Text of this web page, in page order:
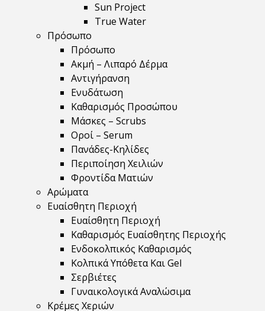
Sun Project
True Water
Πρόσωπο
Πρόσωπο
Ακμή – Λιπαρό Δέρμα
Αντιγήρανση
Ενυδάτωση
Καθαρισμός Προσώπου
Μάσκες – Scrubs
Οροί – Serum
Πανάδες-Κηλίδες
Περιποίηση Χειλιών
Φροντίδα Ματιών
Αρώματα
Ευαίσθητη Περιοχή
Ευαίσθητη Περιοχή
Καθαρισμός Ευαίσθητης Περιοχής
Ενδοκολπικός Καθαρισμός
Κολπικά Υπόθετα Και Gel
Σερβιέτες
Γυναικολογικά Αναλώσιμα
Κρέμες Χεριών